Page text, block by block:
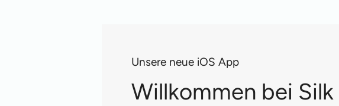
Unsere neue iOS App
Willkommen bei Silk